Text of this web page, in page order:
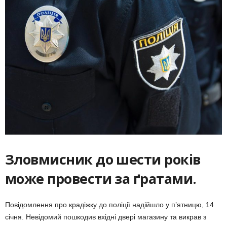
Зловмисник до шести років
може провести за ґратами.
Повідомлення про крадіжку до поліції надійшло у п’ятницю, 14
січня. Невідомий пошкодив вхідні двері магазину та викрав з